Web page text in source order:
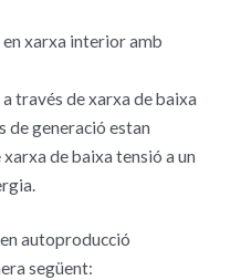
xarxa interior amb
través de xarxa de baixa
de generació estan
de baixa tensió a un
autoproducció
següent: